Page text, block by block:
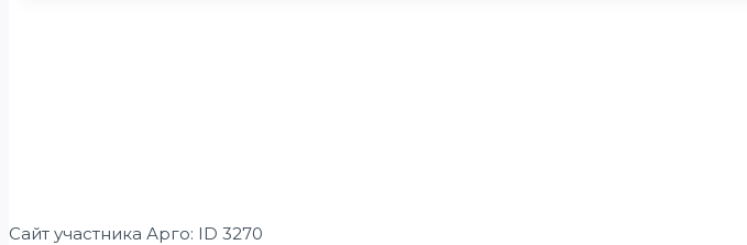
Сайт участника Арго: ID 3270